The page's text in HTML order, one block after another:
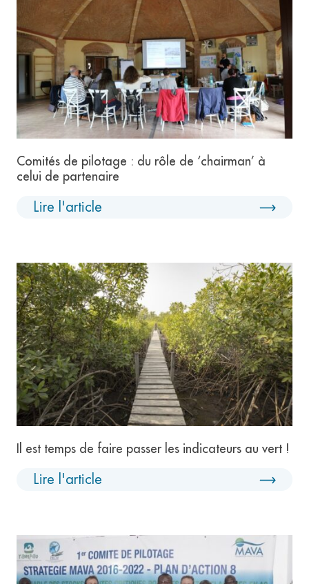
Comités de pilotage : du rôle de ‘chairman’ à
celui de partenaire
Lire l'article
Il est temps de faire passer les indicateurs au vert !
Lire l'article